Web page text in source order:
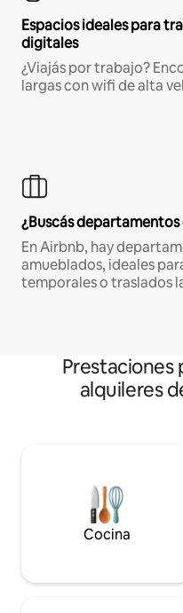
Espacios ideales para
digitales
¿Viajás por trabajo?
largas con wifi de alta
¿Buscás
En Airbnb, hay
amueblados, ideales
temporales o traslados
Prestaciones
alquileres
Cocina